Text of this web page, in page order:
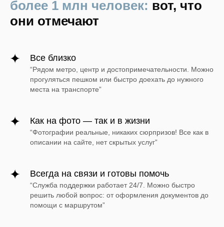
более 1 млн человек: вот, что
они отмечают
Все близко
“Рядом метро, центр и достопримечательности. Можно
прогуляться пешком или быстро доехать до нужного
места на транспорте”
Как на фото — так и в жизни
“Фотографии реальные, никаких сюрпризов! Все как в
описании на сайте, нет скрытых услуг”
Всегда на связи и готовы помочь
“Служба поддержки работает 24/7. Можно быстро
решить любой вопрос: от оформления документов до
помощи с маршрутом”